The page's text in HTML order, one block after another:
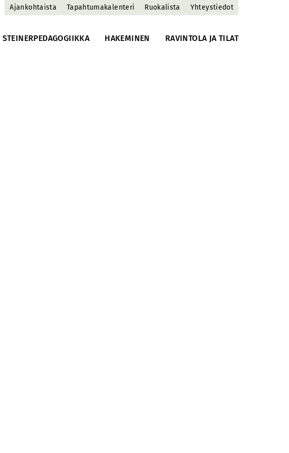
Ajankohtaista Tapahtumakalenteri Ruokalista Yhteystiedot
STEINERPEDAGOGIIKKA HAKEMINEN RAVINTOLA JA TILAT